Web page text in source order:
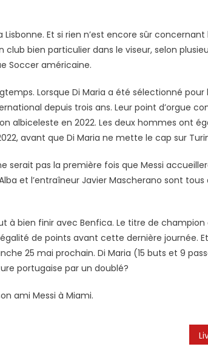
Et si rien n’est encore sûr
bien particulier dans le viseur, selon
Soccer américaine.
Lorsque Di Maria a été sélectionné
depuis trois ans. Leur point d’orgue
albiceleste en 2022. Les deux hommes ont
avant que Di Maria ne mette le cap sur
serait pas la première fois que Messi
et l’entraîneur Javier Mascherano sont tous
à bien finir avec Benfica. Le titre de
de points avant cette dernière journée.
25 mai prochain. Di Maria (15 buts et 9
portugaise par un doublé?
ami Messi à Miami.